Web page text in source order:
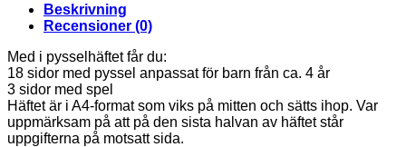
Beskrivning
Recensioner (0)
Med i pysselhäftet får du:
18 sidor med pyssel anpassat för barn från ca. 4 år
3 sidor med spel
Häftet är i A4-format som viks på mitten och sätts ihop. Var
uppmärksam på att på den sista halvan av häftet står
uppgifterna på motsatt sida.